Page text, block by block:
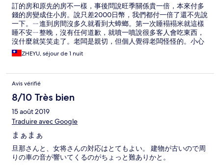
訂的房和原先的房不一樣，事後問說旺季關係貴一倍，本來付多
錢的房變成住小房。說只差2000日幣，我們都付一倍了還不先說
一下。ㄧ進到房間沒多久就看到大蟑螂。第一次睡褟褟米就這樣
睡不安ㄧ整晚，沒有任何道歉，就噴一噴說很多客人會吃東西，
沒什麼就笑笑走了。老闆是親切，但個人覺得老闆怪怪的。小心
僅慎問清楚別被騙了。
ZHEYU, séjour de 1 nuit
Avis vérifié
8/10 Très bien
15 août 2019
Traduire avec Google
まぁまぁ
旦那さんと、女将さんの対応はとてもよい。 建物が古いので周
りの車の音が響いてくるのがちょっと難ありかと。